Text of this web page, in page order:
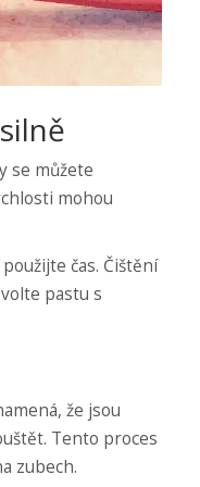
se můžete
mohou
čas. Čištění
pastu s
že jsou
Tento proces
zubech.